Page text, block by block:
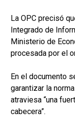
La OPC precisó
Integrado de
Ministerio de
procesada por el
En el documento
garantizar la
atraviesa “una
cabecera”.